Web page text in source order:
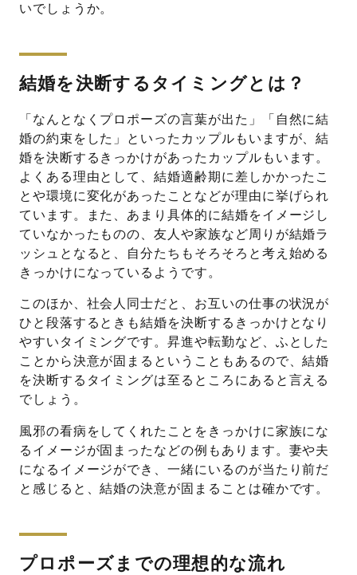
いでしょうか。
結婚を決断するタイミングとは？
「なんとなくプロポーズの言葉が出た」「自然に結
婚の約束をした」といったカップルもいますが、結
婚を決断するきっかけがあったカップルもいます。
よくある理由として、結婚適齢期に差しかかったこ
とや環境に変化があったことなどが理由に挙げられ
ています。また、あまり具体的に結婚をイメージし
ていなかったものの、友人や家族など周りが結婚ラ
ッシュとなると、自分たちもそろそろと考え始める
きっかけになっているようです。
このほか、社会人同士だと、お互いの仕事の状況が
ひと段落するときも結婚を決断するきっかけとなり
やすいタイミングです。昇進や転勤など、ふとした
ことから決意が固まるということもあるので、結婚
を決断するタイミングは至るところにあると言える
でしょう。
風邪の看病をしてくれたことをきっかけに家族にな
るイメージが固まったなどの例もあります。妻や夫
になるイメージができ、一緒にいるのが当たり前だ
と感じると、結婚の決意が固まることは確かです。
プロポーズまでの理想的な流れ